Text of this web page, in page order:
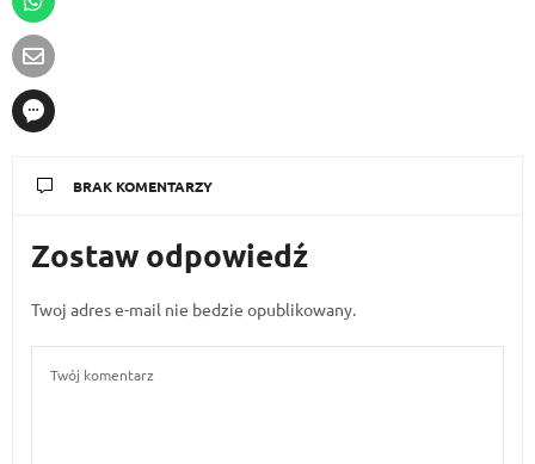
BRAK KOMENTARZY
Zostaw odpowiedź
Twoj adres e-mail nie bedzie opublikowany.